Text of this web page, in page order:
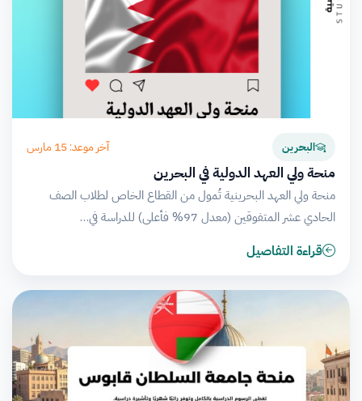
البحرين آخر موعد: 15 مارس
منحة ولي العهد الدولية في البحرين
منحة ولي العهد البحرينية تُمول من القطاع الخاص لطلاب الصف
الحادي عشر المتفوقين (معدل 97% فأعلى) للدراسة في…
قراءة التفاصيل